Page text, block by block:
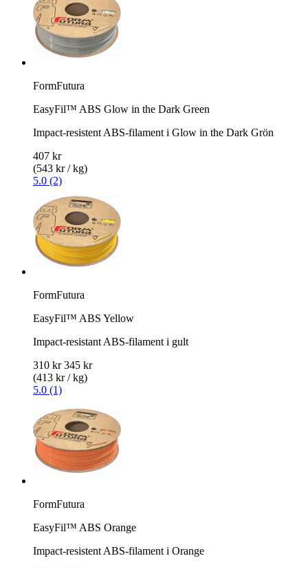
FormFutura
EasyFil™ ABS Glow in the Dark Green
Impact-resistent ABS-filament i Glow in the Dark Grön
407 kr
(543 kr / kg)
5.0 (2)
FormFutura
EasyFil™ ABS Yellow
Impact-resistant ABS-filament i gult
310 kr 345 kr
(413 kr / kg)
5.0 (1)
FormFutura
EasyFil™ ABS Orange
Impact-resistent ABS-filament i Orange